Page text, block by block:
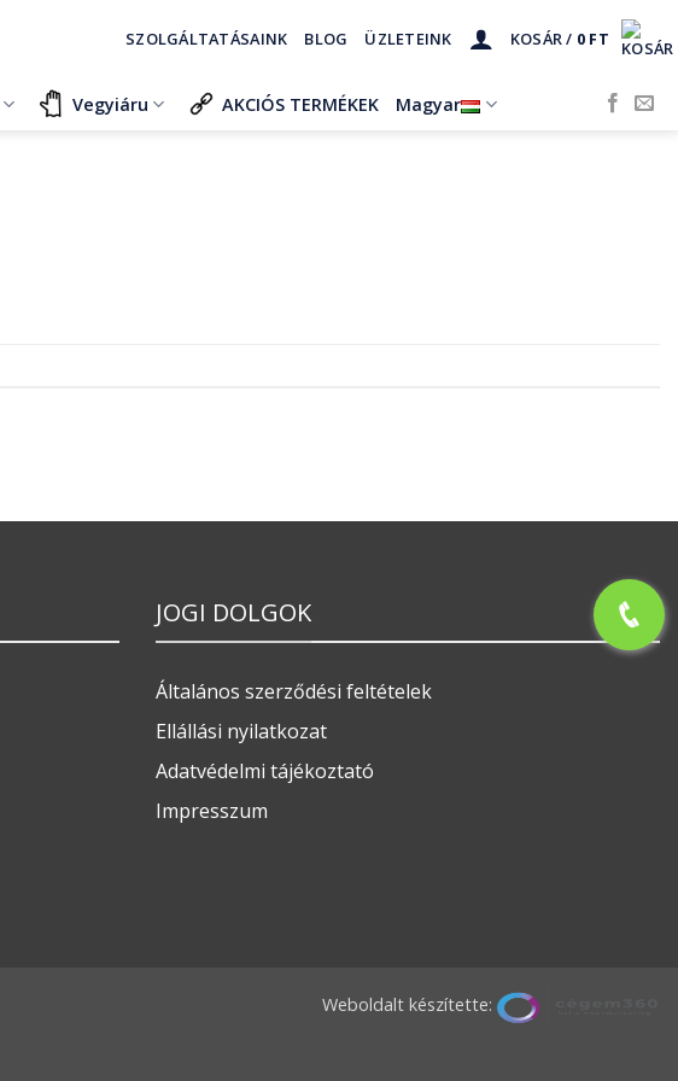
SZOLGÁLTATÁSAINK BLOG ÜZLETEINK KOSÁR / 0 FT
Vegyiáru AKCIÓS TERMÉKEK Magyar
JOGI DOLGOK
Általános szerződési feltételek
Ellállási nyilatkozat
Adatvédelmi tájékoztató
Impresszum
Weboldalt készítette: